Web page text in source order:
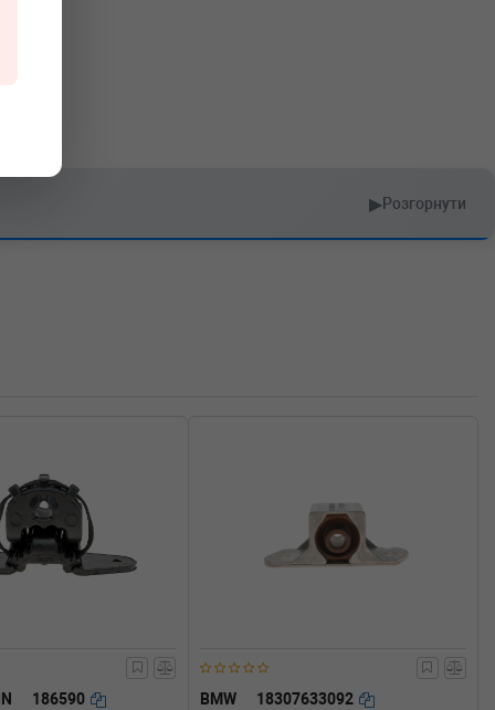
▶Розгорнути
186590 BMW 18307633092